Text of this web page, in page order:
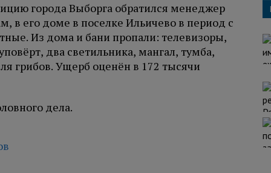
города Выборга обратился менеджер
в его доме в поселке Ильичево в период с
Из дома и бани пропали: телевизоры,
два светильника, мангал, тумба,
грибов. Ущерб оценён в 172 тысячи
дела.